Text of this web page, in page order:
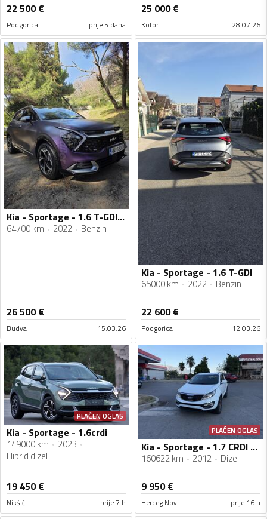
22 500€
Podgorica prije 5 dana
25 000€
Kotor 28.07.26
Kia - Sportage - 1.6 T-GDI 7DCT EX Motion
64700 km 2022 Benzin
26 500€
Budva 15.03.26
Kia - Sportage - 1.6 T-GDI
65000 km 2022 Benzin
22 600€
Podgorica 12.03.26
PLAĆEN OGLAS
Kia - Sportage - 1.6crdi
149000 km
2023
Hibrid dizel
19 450€
Nikšić prije 7 h
PLAĆEN OGLAS
Kia - Sportage - 1.7 CRDI 2WD
160622 km 2012 Dizel
9 950€
Herceg Novi prije 16 h